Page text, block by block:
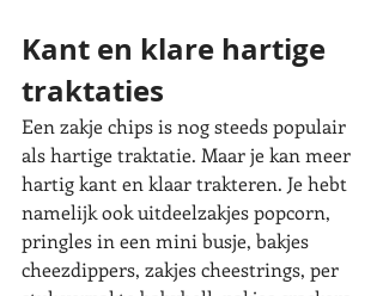
Kant en klare hartige
traktaties
Een zakje chips is nog steeds populair
als hartige traktatie. Maar je kan meer
hartig kant en klaar trakteren. Je hebt
namelijk ook uitdeelzakjes popcorn,
pringles in een mini busje, bakjes
cheezdippers, zakjes cheestrings, per